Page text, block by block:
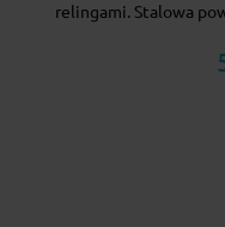
relingami. Stalowa